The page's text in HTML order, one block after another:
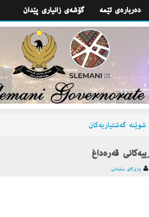
گۆشه‌ی زانیاری پێدان
شوێنه‌ گه‌شتیاریه‌كان
قه‌ره‌داغ